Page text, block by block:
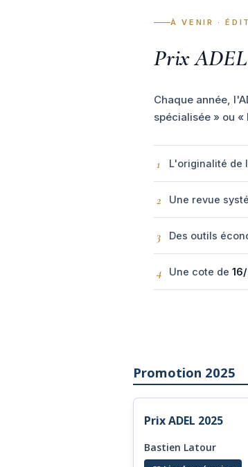
À VENIR ·
Prix
Chaque année,
spécialisée » ou
1 L'originalité de
2 Une revue
3 Des outils
4 Une cote de
Promotion 2025
Prix ADEL 2025
Bastien Latour